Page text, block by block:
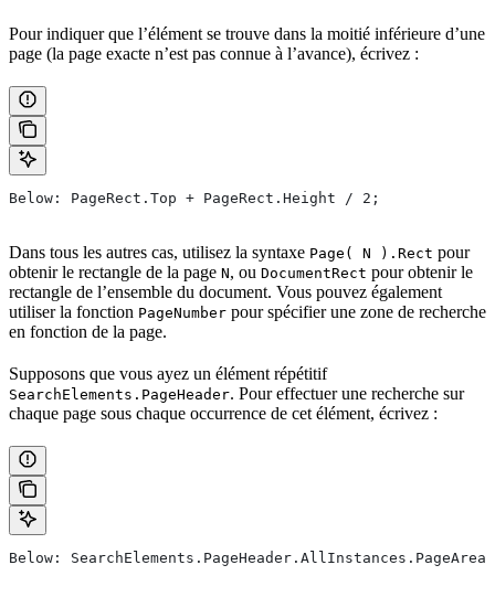
Pour indiquer que l’élément se trouve dans la moitié inférieure d’une
page (la page exacte n’est pas connue à l’avance), écrivez :
Below: PageRect.Top + PageRect.Height / 2;
Dans tous les autres cas, utilisez la syntaxe Page( N ).Rect pour
obtenir le rectangle de la page N, ou DocumentRect pour obtenir le
rectangle de l’ensemble du document. Vous pouvez également
utiliser la fonction PageNumber pour spécifier une zone de recherche
en fonction de la page.
Supposons que vous ayez un élément répétitif
SearchElements.PageHeader. Pour effectuer une recherche sur
chaque page sous chaque occurrence de cet élément, écrivez :
Below: